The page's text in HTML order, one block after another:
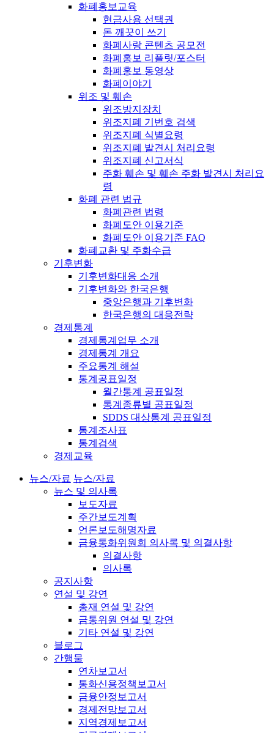
화폐홍보교육
현금사용 선택권
돈 깨끗이 쓰기
화폐사랑 콘텐츠 공모전
화폐홍보 리플릿/포스터
화폐홍보 동영상
화폐이야기
위조 및 훼손
위조방지장치
위조지폐 기번호 검색
위조지폐 식별요령
위조지폐 발견시 처리요령
위조지폐 신고서식
주화 훼손 및 훼손 주화 발견시 처리요
령
화폐 관련 법규
화폐관련 법령
화폐도안 이용기준
화폐도안 이용기준 FAQ
화폐교환 및 주화수급
기후변화
기후변화대응 소개
기후변화와 한국은행
중앙은행과 기후변화
한국은행의 대응전략
경제통계
경제통계업무 소개
경제통계 개요
주요통계 해설
통계공표일정
월간통계 공표일정
통계종류별 공표일정
SDDS 대상통계 공표일정
통계조사표
통계검색
경제교육
뉴스/자료 뉴스/자료
뉴스 및 의사록
보도자료
주간보도계획
언론보도해명자료
금융통화위원회 의사록 및 의결사항
의결사항
의사록
공지사항
연설 및 강연
총재 연설 및 강연
금통위원 연설 및 강연
기타 연설 및 강연
블로그
간행물
연차보고서
통화신용정책보고서
금융안정보고서
경제전망보고서
지역경제보고서